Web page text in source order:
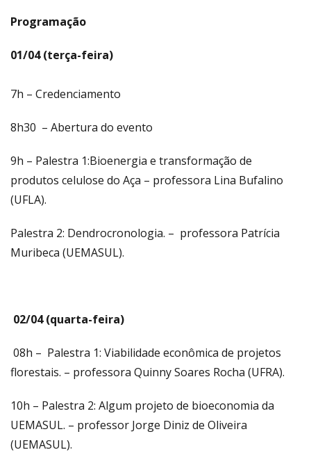
Programação
01/04 (terça-feira)
7h – Credenciamento
8h30 – Abertura do evento
9h – Palestra 1:Bioenergia e transformação de
produtos celulose do Aça – professora Lina Bufalino
(UFLA).
Palestra 2: Dendrocronologia. – professora Patrícia
Muribeca (UEMASUL).
02/04 (quarta-feira)
08h – Palestra 1: Viabilidade econômica de projetos
florestais. – professora Quinny Soares Rocha (UFRA).
10h – Palestra 2: Algum projeto de bioeconomia da
UEMASUL. – professor Jorge Diniz de Oliveira
(UEMASUL).